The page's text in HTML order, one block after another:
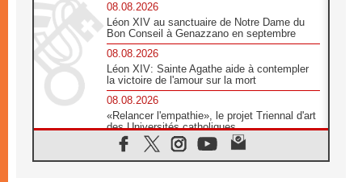
08.08.2026
Léon XIV au sanctuaire de Notre Dame du
Bon Conseil à Genazzano en septembre
08.08.2026
Léon XIV: Sainte Agathe aide à contempler
la victoire de l'amour sur la mort
08.08.2026
«Relancer l'empathie», le projet Triennal d'art
des Universités catholiques
08.08.2026
Signis 2026, donner la parole aux religieuses